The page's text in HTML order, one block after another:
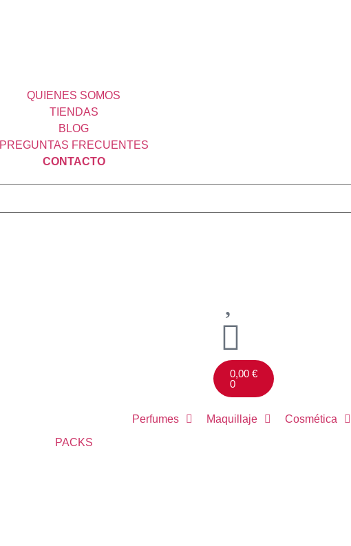
QUIENES SOMOS
TIENDAS
BLOG
PREGUNTAS FRECUENTES
CONTACTO
0,00€
0
Perfumes Maquillaje Cosmética
PACKS